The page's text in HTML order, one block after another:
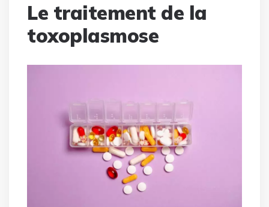
Le traitement de la
toxoplasmose